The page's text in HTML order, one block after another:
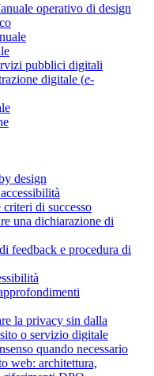
operativo di design
pubblici digitali
digitale (e-
design
di successo
una dichiarazione di
feedback e procedura di
la privacy sin dalla
o servizio digitale
quando necessario
web: architettura,